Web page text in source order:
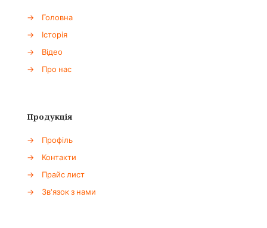
→
Головна
→
Історія
→
Відео
→
Про нас
Продукція
→
Профіль
→
Контакти
→
Прайс лист
→
Зв'язок з нами